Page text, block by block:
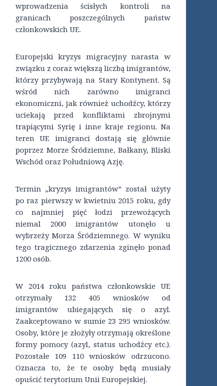
wprowadzenia ścisłych kontroli na
granicach poszczególnych państw
członkowskich UE.
Europejski kryzys migracyjny narasta w
związku z coraz większą liczbą imigrantów,
którzy przybywają na Stary Kontynent. Są
wśród nich zarówno imigranci
ekonomiczni, jak również uchodźcy, którzy
uciekają przed konfliktami zbrojnymi
trapiącymi Syrię i inne kraje regionu. Na
teren UE imigranci dostają się głównie
poprzez Morze Śródziemne, Bałkany, Bliski
Wschód oraz Południową Azję.
Termin „kryzys imigrantów” został użyty
po raz pierwszy w kwietniu 2015 roku, gdy
co najmniej pięć łodzi przewożących
niemal 2000 imigrantów utonęło u
wybrzeży Morza Śródziemnego. W wyniku
tego tragicznego zdarzenia zginęło ponad
1200 osób.
W 2014 roku państwa członkowskie UE
otrzymały 132 405 wniosków od
imigrantów ubiegających się o azyl.
Zaakceptowano w sumie 23 295 wniosków.
Osoby, które je złożyły otrzymają określone
formy pomocy (azyl, status uchodźcy etc.).
Pozostałe 109 110 wniosków odrzucono.
Oznacza to, że te osoby będą musiały
opuścić terytorium Unii Europejskiej.